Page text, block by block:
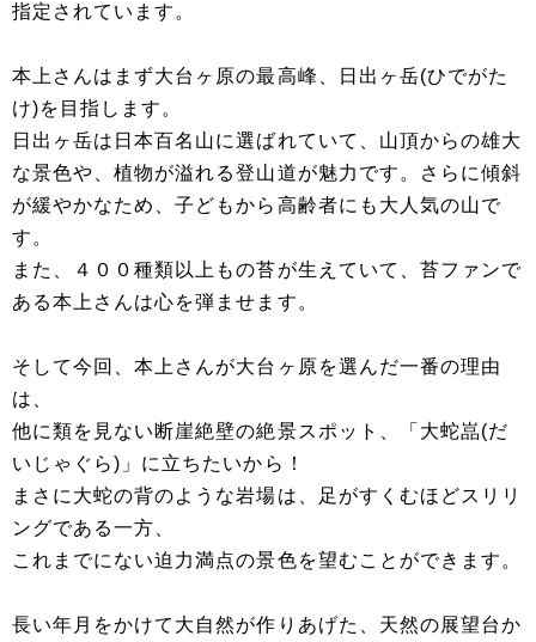
指定されています。
本上さんはまず大台ヶ原の最高峰、日出ヶ岳(ひでがた
け)を目指します。
日出ヶ岳は日本百名山に選ばれていて、山頂からの雄大
な景色や、植物が溢れる登山道が魅力です。さらに傾斜
が緩やかなため、子どもから高齢者にも大人気の山で
す。
また、４００種類以上もの苔が生えていて、苔ファンで
ある本上さんは心を弾ませます。
そして今回、本上さんが大台ヶ原を選んだ一番の理由
は、
他に類を見ない断崖絶壁の絶景スポット、「大蛇嵓(だ
いじゃぐら)」に立ちたいから！
まさに大蛇の背のような岩場は、足がすくむほどスリリ
ングである一方、
これまでにない迫力満点の景色を望むことができます。
長い年月をかけて大自然が作りあげた、天然の展望台か